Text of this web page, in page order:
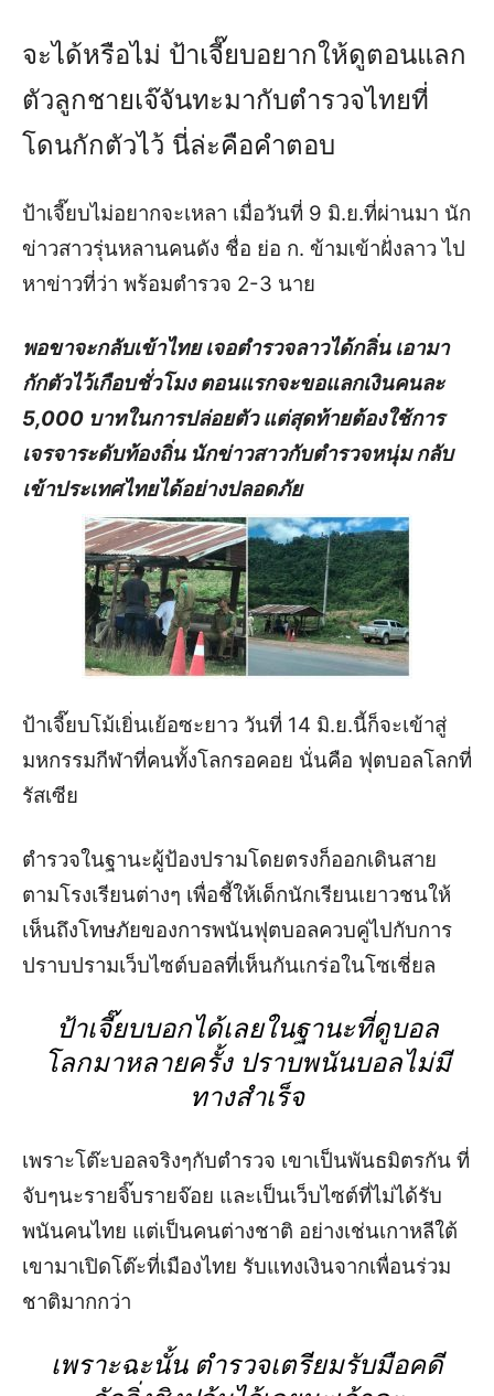
จะได้หรือไม่ ป้าเจี๊ยบอยากให้ดูตอนแลก
ตัวลูกชายเจ๊จันทะมากับตำรวจไทยที่
โดนกักตัวไว้ นี่ล่ะคือคำตอบ
ป้าเจี๊ยบไม่อยากจะเหลา เมื่อวันที่ 9 มิ.ย.ที่ผ่านมา นัก
ข่าวสาวรุ่นหลานคนดัง ชื่อ ย่อ ก. ข้ามเข้าฝั่งลาว ไป
หาข่าวที่ว่า พร้อมตำรวจ 2-3 นาย
พอขาจะกลับเข้าไทย เจอตำรวจลาวได้กลิ่น เอามา
กักตัวไว้เกือบชั่วโมง ตอนแรกจะขอแลกเงินคนละ
5,000 บาทในการปล่อยตัว แต่สุดท้ายต้องใช้การ
เจรจาระดับท้องถิ่น นักข่าวสาวกับตำรวจหนุ่ม กลับ
เข้าประเทศไทยได้อย่างปลอดภัย
ป้าเจี๊ยบโม้เยิ่นเย้อซะยาว วันที่ 14 มิ.ย.นี้ก็จะเข้าสู่
มหกรรมกีฬาที่คนทั้งโลกรอคอย นั่นคือ ฟุตบอลโลกที่
รัสเซีย
ตำรวจในฐานะผู้ป้องปรามโดยตรงก็ออกเดินสาย
ตามโรงเรียนต่างๆ เพื่อชี้ให้เด็กนักเรียนเยาวชนให้
เห็นถึงโทษภัยของการพนันฟุตบอลควบคู่ไปกับการ
ปราบปรามเว็บไซต์บอลที่เห็นกันเกร่อในโซเชี่ยล
ป้าเจี๊ยบบอกได้เลยในฐานะที่ดูบอล
โลกมาหลายครั้ง ปราบพนันบอลไม่มี
ทางสำเร็จ
เพราะโต๊ะบอลจริงๆกับตำรวจ เขาเป็นพันธมิตรกัน ที่
จับๆนะรายจิ๊บรายจ๊อย และเป็นเว็บไซต์ที่ไม่ได้รับ
พนันคนไทย แต่เป็นคนต่างชาติ อย่างเช่นเกาหลีใต้
เขามาเปิดโต๊ะที่เมืองไทย รับแทงเงินจากเพื่อนร่วม
ชาติมากกว่า
เพราะฉะนั้น ตำรวจเตรียมรับมือคดี